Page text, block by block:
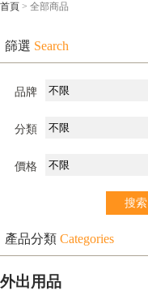
首頁 > 全部商品
篩選 Search
品牌
分類
價格
產品分類 Categories
外出用品